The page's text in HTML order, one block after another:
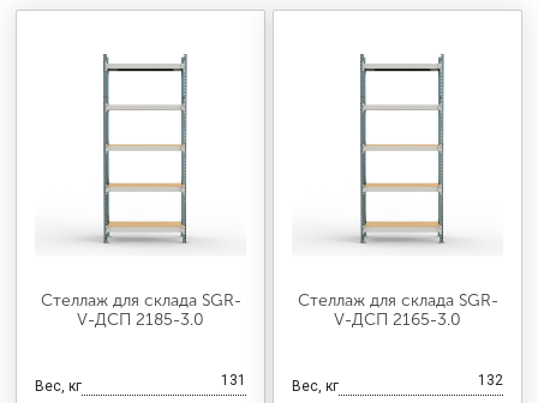
Стеллаж для склада SGR-
V-ДСП 2185-3.0
Вес, кг 131
Стеллаж для склада SGR-
V-ДСП 2165-3.0
Вес, кг 132